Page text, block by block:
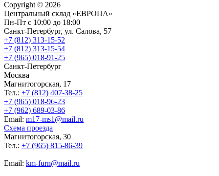
Copyright © 2026
Центральный склад «ЕВРОПА»
Пн-Пт с 10:00 до 18:00
Санкт-Петербург, ул. Салова, 57
+7 (812) 313-15-52
+7 (812) 313-15-54
+7 (965) 018-91-25
Санкт-Петербург
Москва
Магнитогорская, 17
Тел.: +7 (812) 407-38-25
+7 (965) 018-96-23
+7 (962) 689-03-86
Еmail: m17-ms1@mail.ru
Схема проезда
Магнитогорская, 30
Тел.: +7 (965) 815-86-39
Еmail: km-furn@mail.ru